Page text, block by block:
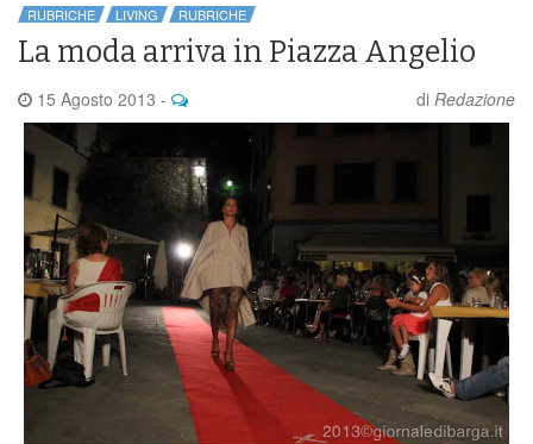
RUBRICHE LIVING RUBRICHE
La moda arriva in Piazza Angelio
15 Agosto 2013 - di Redazione